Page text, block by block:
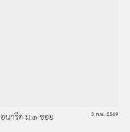
นกรีต ม.๑ ซอย
3 ก.พ. 2569